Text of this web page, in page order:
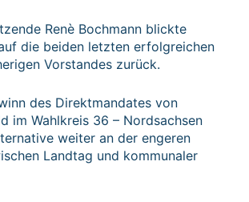
Renè Bochmann blickte
die beiden letzten erfolgreichen
Vorstandes zurück.
des Direktmandates von
im Wahlkreis 36 – Nordsachsen
weiter an der engeren
Landtag und kommunaler